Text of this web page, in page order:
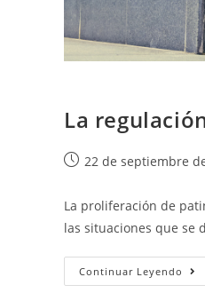
La
22 de septiembre
La proliferación de
las situaciones que se
Continuar Leyendo